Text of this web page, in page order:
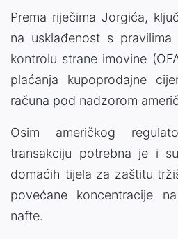
Prema riječima Jorgića,
na usklađenost s
kontrolu strane imovine
plaćanja kupoprodajne
računa pod nadzorom
Osim američkog
transakciju potrebna je i
domaćih tijela za zaštitu
povećane koncentracije
nafte.